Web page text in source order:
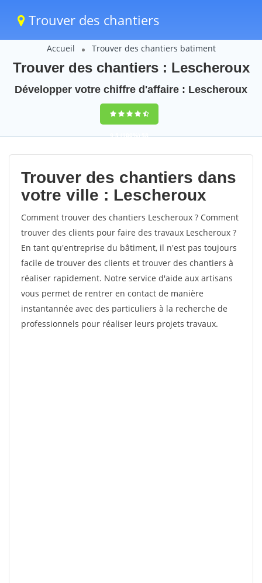
Trouver des chantiers
Accueil Trouver des chantiers batiment
Trouver des chantiers : Lescheroux
Développer votre chiffre d'affaire : Lescheroux
9,5(100%)58
votes
Trouver des chantiers dans
votre ville : Lescheroux
Comment trouver des chantiers Lescheroux ? Comment
trouver des clients pour faire des travaux Lescheroux ?
En tant qu'entreprise du bâtiment, il n'est pas toujours
facile de trouver des clients et trouver des chantiers à
réaliser rapidement. Notre service d'aide aux artisans
vous permet de rentrer en contact de manière
instantannée avec des particuliers à la recherche de
professionnels pour réaliser leurs projets travaux.